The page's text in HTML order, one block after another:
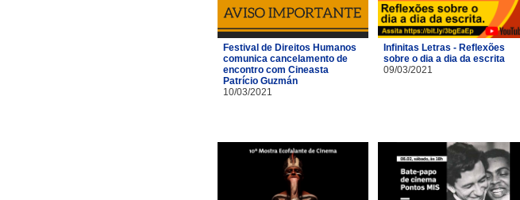
Festival de Direitos Humanos
comunica cancelamento de
encontro com Cineasta
Patrício Guzmán
10/03/2021
Infinitas Letras - Reflexões
sobre o dia a dia da escrita
09/03/2021